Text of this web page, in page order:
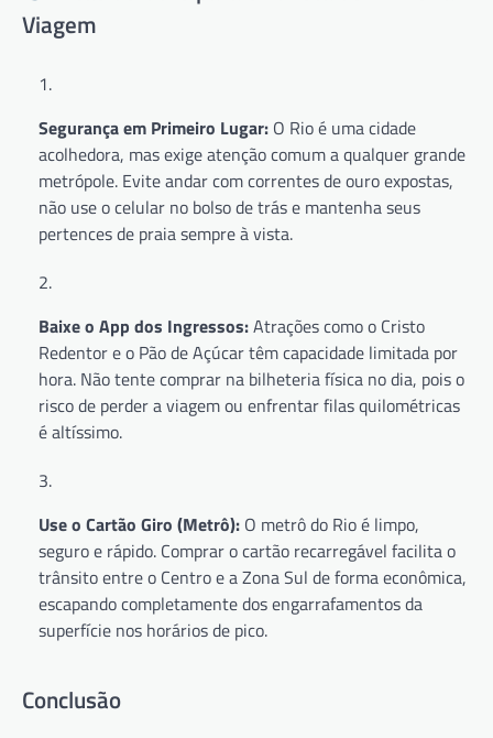
Viagem
Segurança em Primeiro Lugar: O Rio é uma cidade
acolhedora, mas exige atenção comum a qualquer grande
metrópole. Evite andar com correntes de ouro expostas,
não use o celular no bolso de trás e mantenha seus
pertences de praia sempre à vista.
Baixe o App dos Ingressos:Atrações como o Cristo
Redentor e o Pão de Açúcar têm capacidade limitada por
hora. Não tente comprar na bilheteria física no dia, pois o
risco de perder a viagem ou enfrentar filas quilométricas
é altíssimo.
Use o Cartão Giro (Metrô): O metrô do Rio é limpo,
seguro e rápido. Comprar o cartão recarregável facilita o
trânsito entre o Centro e a Zona Sul de forma econômica,
escapando completamente dos engarrafamentos da
superfície nos horários de pico.
Conclusão